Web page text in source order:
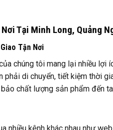
Tại Minh Long, Quảng
Tận Nơi
chúng tôi mang lại nhiều lợi
phải di chuyển, tiết kiệm thời
chất lượng sản phẩm đến